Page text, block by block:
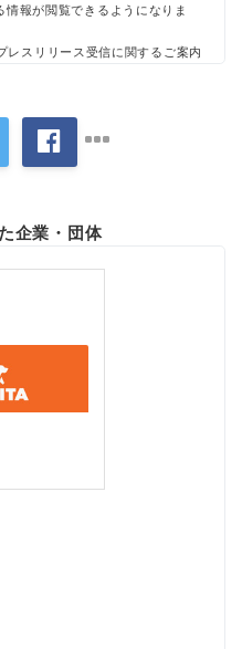
報が閲覧できるようになりま
レスリリース受信に関するご案内
企業・団体